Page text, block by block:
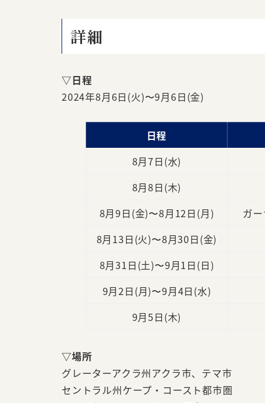
詳細
▽日程
2024年8月6日(火)〜9月6日(金)
日程
8月7日(水)
8月8日(木)
8月9日(金)〜8月12日(月)
ガ
8月13日(火)〜8月30日(金)
8月31日(土)〜9月1日(日)
9月2日(月)〜9月4日(水)
9月5日(木)
▽場所
グレーターアクラ州アクラ市、テマ市
セントラル州ケープ・コースト都市圏